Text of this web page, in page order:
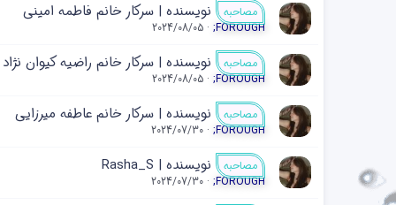
مصاحبه نویسنده | سرکار خانم فاطمه امینی
;FOROUGH
2024/08/05
مصاحبه نویسنده | سرکار خانم راضیه کیوان نژاد
;FOROUGH
2024/08/05
مصاحبه نویسنده | سرکار خانم عاطفه میرزایی
;FOROUGH
2024/07/30
مصاحبه نویسنده | Rasha_S
;FOROUGH
2024/07/30